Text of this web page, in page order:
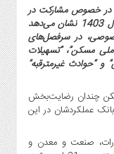
در خصوص مشارکت در
قانون جهش تولید مسکن تا پایان اردیبهشت سال 1403 نشان می‌دهد
دولتی و خصوصی، در سرفصل‌های
مسکن”، “تسهیلات
“حوادث غیرمترقبه”
چندان رضایت‌بخش
نبوده و مانند آمارهای قبلی از بین 26 بانک، 18 بانک عملکردشان در این
صنعت و معدن و